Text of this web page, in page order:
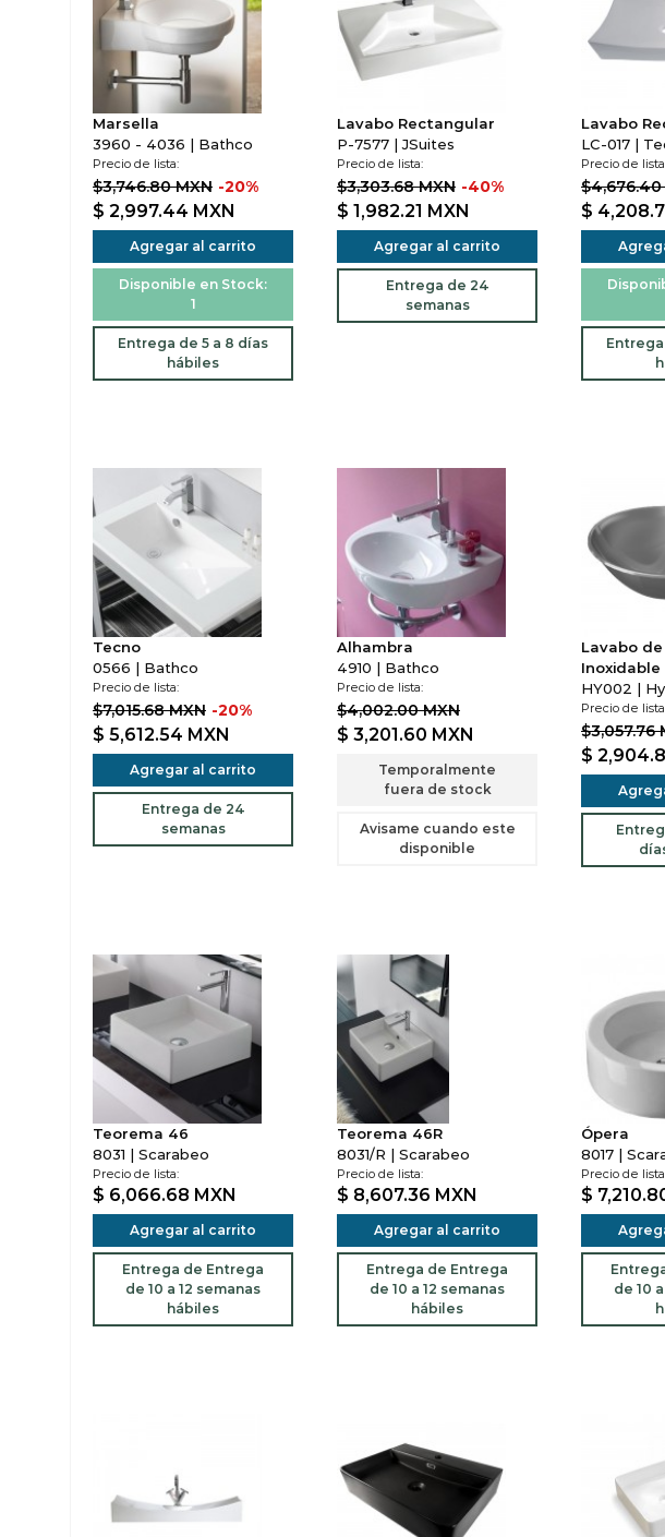
Marsella
3960 - 4036 | Bathco
Precio de lista:
$3,746.80 MXN -20%
$ 2,997.44 MXN
Agregar al carrito
Disponible en Stock:
1
Entrega de 5 a 8 días
hábiles
Lavabo Rectangular
P-7577 | JSuites
Precio de lista:
$3,303.68 MXN -40%
$ 1,982.21 MXN
Agregar al carrito
Entrega de 24
semanas
Lavabo
LC-017 |
Precio de
$4,676.40
$
Tecno
0566 | Bathco
Precio de lista:
$7,015.68 MXN -20%
$ 5,612.54 MXN
Agregar al carrito
Entrega de 24
semanas
Alhambra
4910 | Bathco
Precio de lista:
$4,002.00 MXN
$ 3,201.60 MXN
Temporalmente
fuera de stock
Avisame cuando este
disponible
Lavabo
Inoxidable
HY002 |
Precio de
$3,057.76
$
Teorema 46
8031 | Scarabeo
Precio de lista:
$ 6,066.68 MXN
Agregar al carrito
Entrega de Entrega
de 10 a 12 semanas
hábiles
Teorema 46R
8031/R | Scarabeo
Precio de lista:
$ 8,607.36 MXN
Agregar al carrito
Entrega de Entrega
de 10 a 12 semanas
hábiles
Ópera
8017 |
Precio de
$
de 10